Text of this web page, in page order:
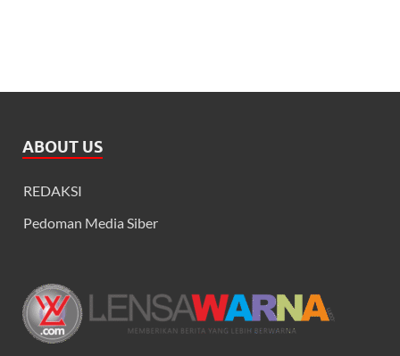
ABOUT US
REDAKSI
Pedoman Media Siber